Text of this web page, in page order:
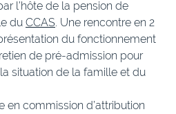
l’hôte de la pension de
du CCAS. Une rencontre en 2
du fonctionnement
de pré-admission pour
situation de la famille et du
en commission d’attribution